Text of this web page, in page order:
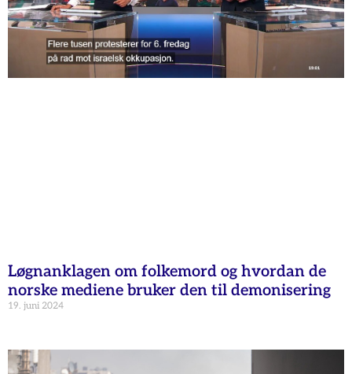
Løgnanklagen om folkemord og hvordan de
norske mediene bruker den til demonisering
19. juni 2024